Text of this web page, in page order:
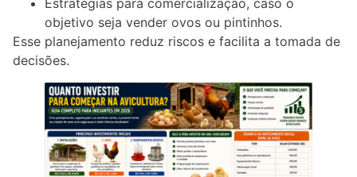
objetivo seja vender ovos ou pintinhos.
Esse planejamento reduz riscos e facilita a tomada de
decisões.